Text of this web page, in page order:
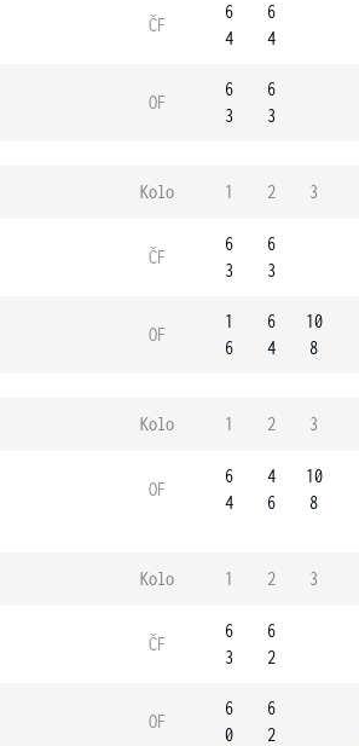
ČF
6
4
6
4
OF
6
3
6
3
Kolo 1 2 3
ČF
6
3
6
3
OF
1
6
6
4
10
8
Kolo 1 2 3
OF
6
4
4
6
10
8
Kolo 1 2 3
ČF
6
3
6
2
OF
6
0
6
2